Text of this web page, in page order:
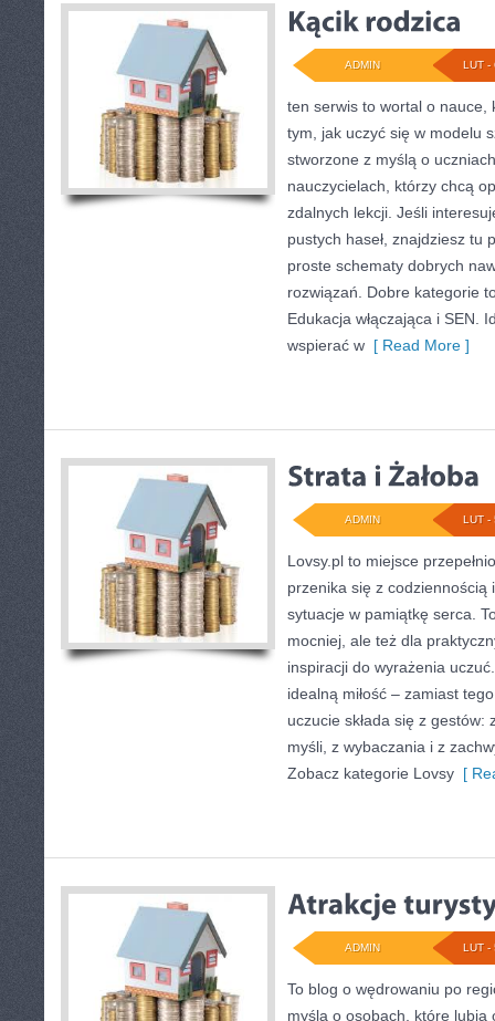
LUT -
ADMIN
ten serwis to wortal o nauce,
tym, jak uczyć się w modelu
stworzone z myślą o
nauczycielach, którzy chcą
zdalnych lekcji. Jeśli
pustych haseł, znajdziesz tu
proste schematy dobrych
rozwiązań. Dobre kategorie
Edukacja włączająca i SEN.
wspierać w [ Read More ]
LUT -
ADMIN
Lovsy.pl to miejsce
przenika się z codziennością
sytuacje w pamiątkę serca.
mocniej, ale też dla
inspiracji do wyrażenia
idealną miłość – zamiast
uczucie składa się z gestów:
myśli, z wybaczania i z
Zobacz kategorie Lovsy [
LUT -
ADMIN
To blog o wędrowaniu po
myślą o osobach, które lubią